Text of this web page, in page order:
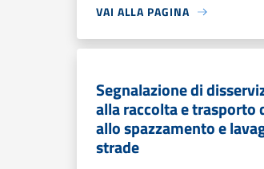
VAI ALLA PAGINA
Segnalazione di
alla raccolta e trasporto
allo spazzamento e
strade